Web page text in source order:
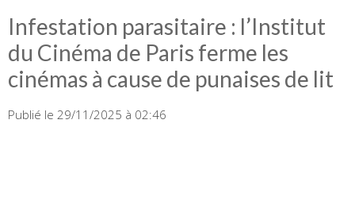
Infestation parasitaire : l’Institut
du Cinéma de Paris ferme les
cinémas à cause de punaises de lit
Publié le 29/11/2025 à 02:46